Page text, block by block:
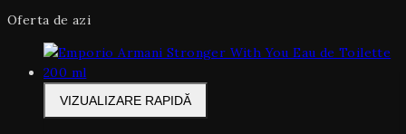
Oferta de azi
VIZUALIZARE RAPIDĂ